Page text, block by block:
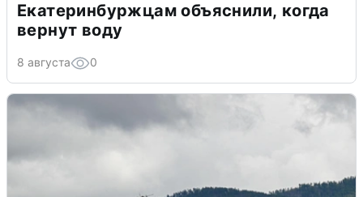
Екатеринбуржцам объяснили, когда
вернут воду
8 августа 0